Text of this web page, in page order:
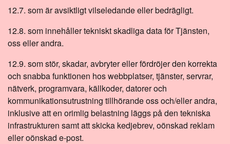
12.7. som är avsiktligt vilseledande eller bedrägligt.
12.8. som innehåller tekniskt skadliga data för Tjänsten,
oss eller andra.
12.9. som stör, skadar, avbryter eller fördröjer den korrekta
och snabba funktionen hos webbplatser, tjänster, servrar,
nätverk, programvara, källkoder, datorer och
kommunikationsutrustning tillhörande oss och/eller andra,
inklusive att en orimlig belastning läggs på den tekniska
infrastrukturen samt att skicka kedjebrev, oönskad reklam
eller oönskad e-post.